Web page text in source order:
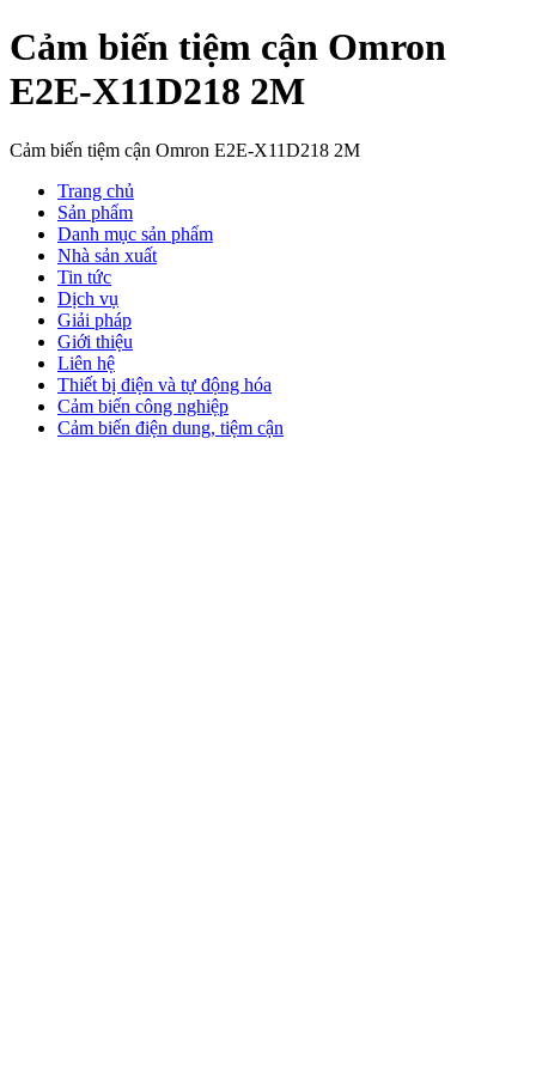
Cảm biến tiệm cận Omron
E2E-X11D218 2M
Cảm biến tiệm cận Omron E2E-X11D218 2M
Trang chủ
Sản phẩm
Danh mục sản phẩm
Nhà sản xuất
Tin tức
Dịch vụ
Giải pháp
Giới thiệu
Liên hệ
Thiết bị điện và tự động hóa
Cảm biến công nghiệp
Cảm biến điện dung, tiệm cận